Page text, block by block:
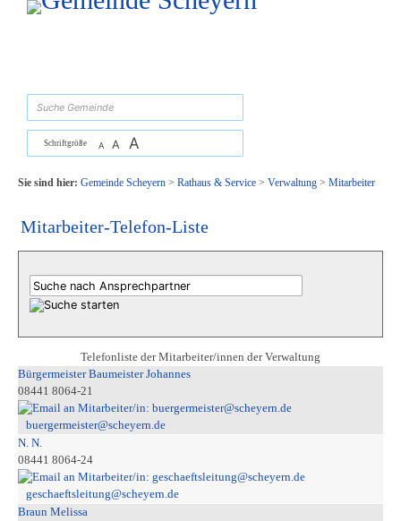
Zum Inhalt, zur Navigationoder zur Startseite springen.
Schriftgröße A A A
Sie sind hier: Gemeinde Scheyern> Rathaus & Service> Verwaltung> Mitarbeiter
Mitarbeiter-Telefon-Liste
Telefonliste der Mitarbeiter/innen der Verwaltung
Bürgermeister Baumeister Johannes
08441 8064-21
buergermeister@scheyern.de
N. N.
08441 8064-24
geschaeftsleitung@scheyern.de
Braun Melissa